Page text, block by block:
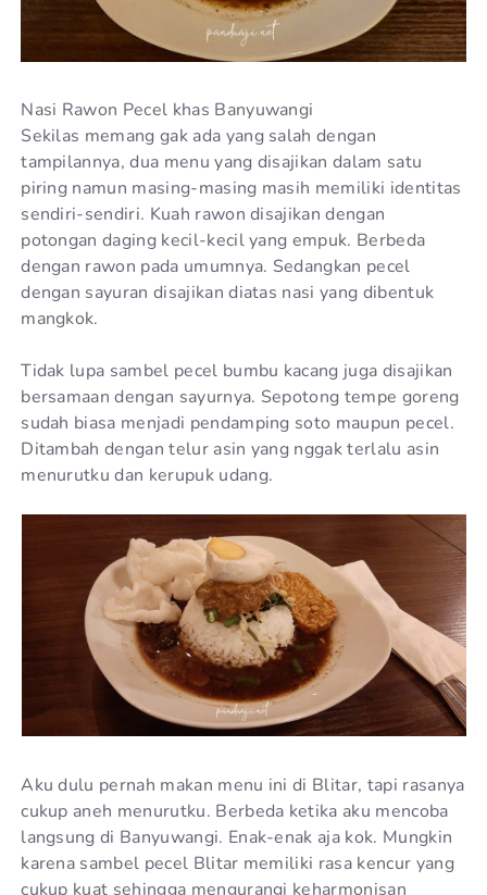
Nasi Rawon Pecel khas Banyuwangi
Sekilas memang gak ada yang salah dengan
tampilannya, dua menu yang disajikan dalam satu
piring namun masing-masing masih memiliki identitas
sendiri-sendiri. Kuah rawon disajikan dengan
potongan daging kecil-kecil yang empuk. Berbeda
dengan rawon pada umumnya. Sedangkan pecel
dengan sayuran disajikan diatas nasi yang dibentuk
mangkok.
Tidak lupa sambel pecel bumbu kacang juga disajikan
bersamaan dengan sayurnya. Sepotong tempe goreng
sudah biasa menjadi pendamping soto maupun pecel.
Ditambah dengan telur asin yang nggak terlalu asin
menurutku dan kerupuk udang.
Aku dulu pernah makan menu ini di Blitar, tapi rasanya
cukup aneh menurutku. Berbeda ketika aku mencoba
langsung di Banyuwangi. Enak-enak aja kok. Mungkin
karena sambel pecel Blitar memiliki rasa kencur yang
cukup kuat sehingga mengurangi keharmonisan